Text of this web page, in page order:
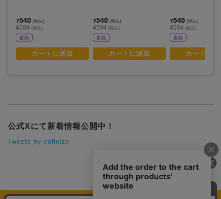
¥540 (税抜)
¥594 (税込)
書籍
カートに追加
¥540 (税抜)
¥594 (税込)
書籍
カートに追加
¥540 (税抜)
¥594 (税込)
書籍
カートに
公式Xにて新着情報公開中！
Tweets by colleize